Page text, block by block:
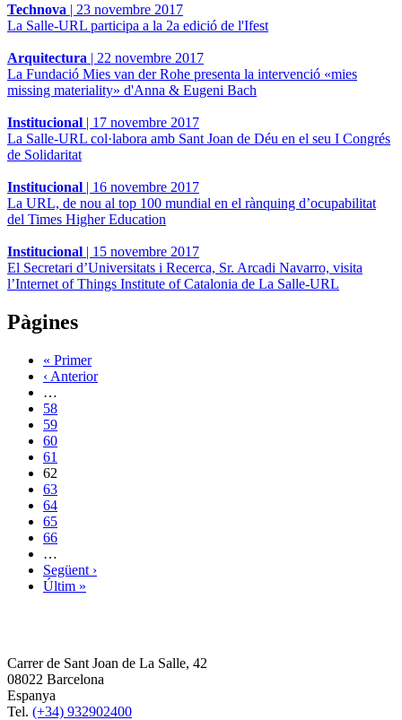
Technova | 23 novembre 2017
La Salle-URL participa a la 2a edició de l'Ifest
Arquitectura | 22 novembre 2017
La Fundació Mies van der Rohe presenta la intervenció «mies
missing materiality» d'Anna & Eugeni Bach
Institucional | 17 novembre 2017
La Salle-URL col·labora amb Sant Joan de Déu en el seu I Congrés
de Solidaritat
Institucional | 16 novembre 2017
La URL, de nou al top 100 mundial en el rànquing d’ocupabilitat
del Times Higher Education
Institucional | 15 novembre 2017
El Secretari d’Universitats i Recerca, Sr. Arcadi Navarro, visita
l’Internet of Things Institute of Catalonia de La Salle-URL
Pàgines
« Primer
‹ Anterior
…
58
59
60
61
62
63
64
65
66
…
Següent ›
Últim »
Carrer de Sant Joan de La Salle, 42
08022 Barcelona
Espanya
Tel. (+34) 932902400